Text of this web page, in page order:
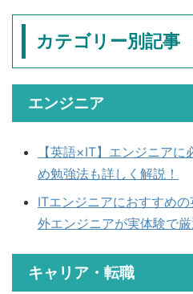
カテゴリー別記事
エンジニア
【英語×IT】エンジニア
め勉強法も詳しく解説！
ITエンジニアにおすすめ
外エンジニアが実体験で
キャリア・転職